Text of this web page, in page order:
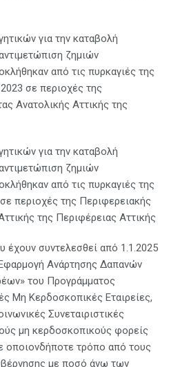
για την καταβολή
ζημιών
από τις πυρκαγιές της
σε περιοχές της
Ανατολικής Αττικής της
για την καταβολή
ζημιών
από τις πυρκαγιές της
περιοχές της Περιφερειακής
της Περιφέρειας Αττικής
έχουν συντελεσθεί από 1.1.2025
Ανάρτησης Δαπανών
του Προγράμματος
Μη Κερδοσκοπικές Εταιρείες,
Συνεταιριστικές
μη κερδοσκοπικούς φορείς
οποιονδήποτε τρόπο από τους
με ποσό άνω των